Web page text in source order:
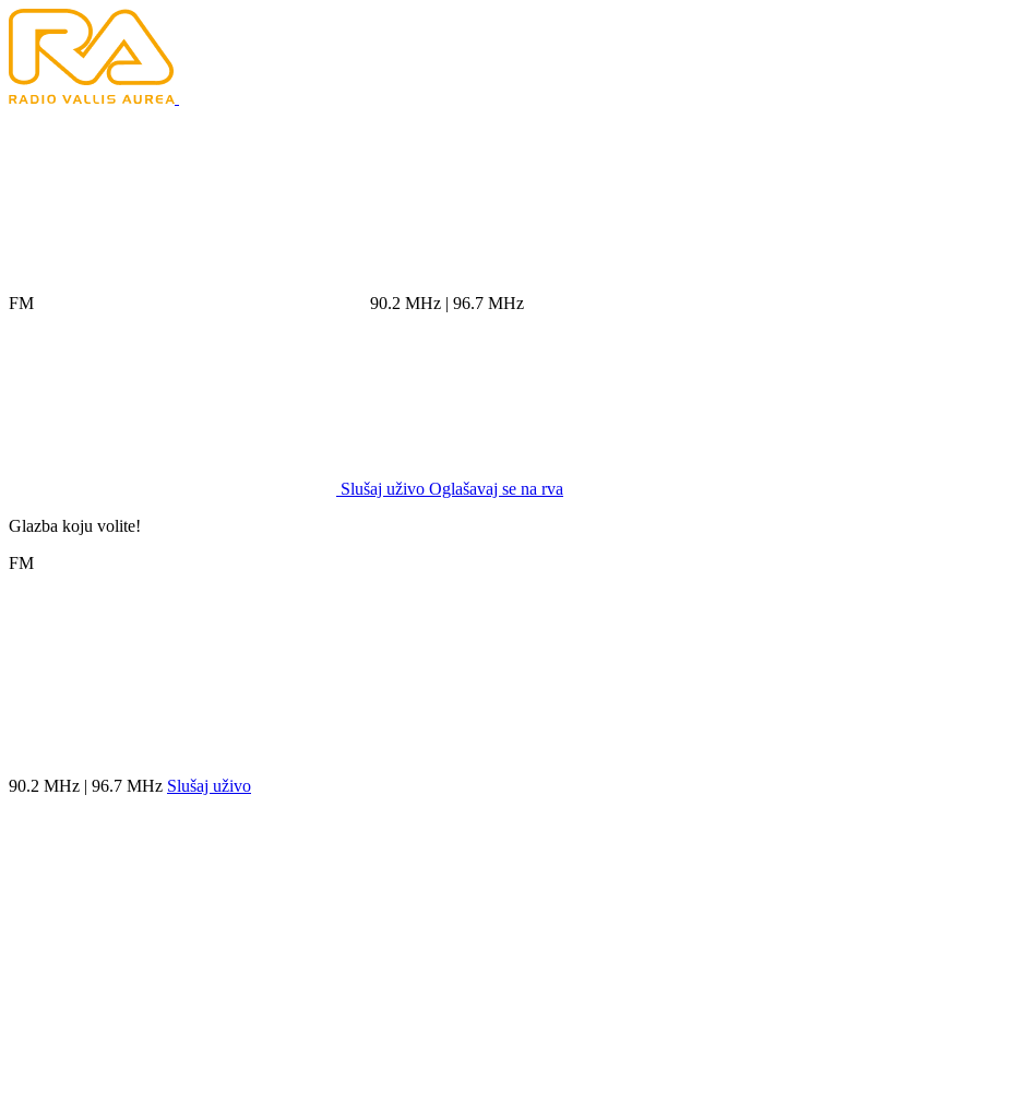
FM 90.2 MHz | 96.7 MHz
Slušaj uživo Oglašavaj se na rva
Glazba koju volite!
FM
90.2 MHz | 96.7 MHz Slušaj uživo